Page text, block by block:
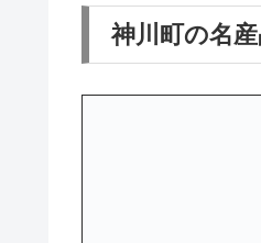
神川町の名